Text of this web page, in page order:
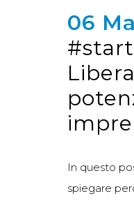
06
In questo
spiegare